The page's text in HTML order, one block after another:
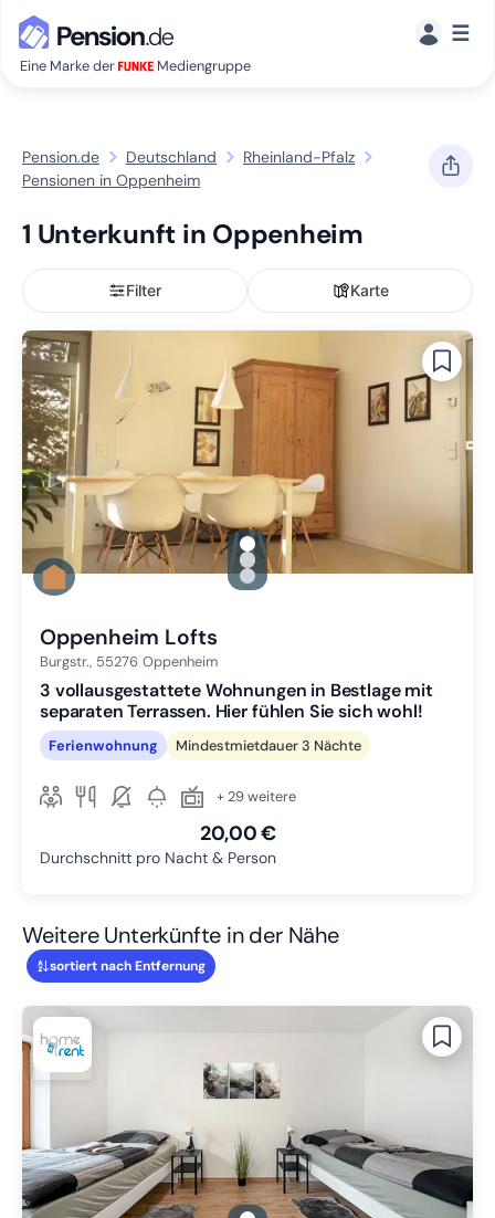
Eine Marke der Mediengruppe
☰
Pension.de Deutschland
Rheinland-Pfalz
Pensionen in Oppenheim
1 Unterkunft in Oppenheim
Filter Karte
gallery.slide_selector
Zu Slide 1 wechseln
Zu Slide 2 wechseln
Zu Slide 3 wechseln
Oppenheim Lofts
Burgstr., 55276 Oppenheim
3 vollausgestattete Wohnungen in Bestlage mit
separaten Terrassen. Hier fühlen Sie sich wohl!
Ferienwohnung Mindestmietdauer 3 Nächte
+ 29 weitere
20,00 €
Durchschnitt pro Nacht & Person
Weitere Unterkünfte in der Nähe
sortiert nach Entfernung